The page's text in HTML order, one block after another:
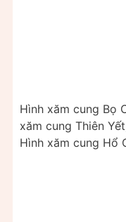
Hình xăm cung Bọ
xăm cung Thiên
Hình xăm cung Hổ